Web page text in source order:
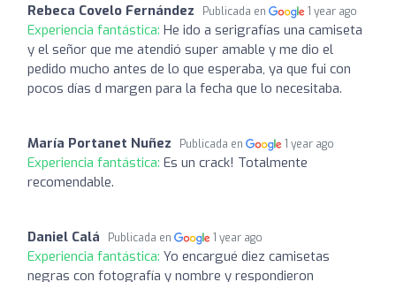
Rebeca Covelo Fernández Publicada en 1 year ago
Experiencia fantástica: He ido a serigrafías una camiseta
y el señor que me atendió super amable y me dio el
pedido mucho antes de lo que esperaba, ya que fui con
pocos días d margen para la fecha que lo necesitaba.
María Portanet Nuñez Publicada en 1 year ago
Experiencia fantástica: Es un crack! Totalmente
recomendable.
Daniel Calá Publicada en 1 year ago
Experiencia fantástica: Yo encargué diez camisetas
negras con fotografía y nombre y respondieron